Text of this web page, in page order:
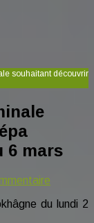
souhaitant découvrir
6 mars
des
du lundi 2